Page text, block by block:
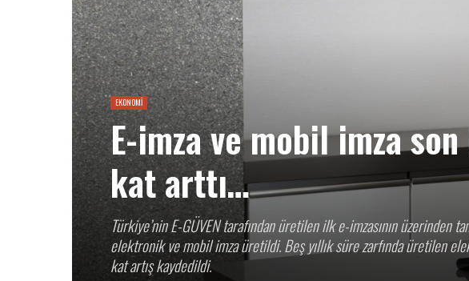
EKONOMİ
E-imza ve mobil imza
kat arttı…
Türkiye’nin E-GÜVEN tarafından üretilen ilk e-imzasının üzerinden
elektronik ve mobil imza üretildi. Beş yıllık süre zarfında üretilen
kat artış kaydedildi.